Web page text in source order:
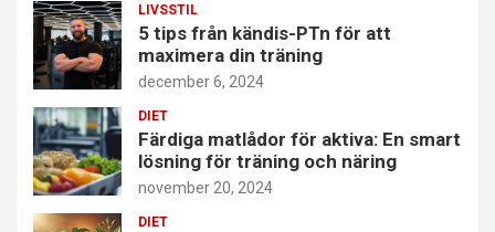
LIVSSTIL
5 tips från kändis-PTn för att
maximera din träning
december 6, 2024
DIET
Färdiga matlådor för aktiva: En smart
lösning för träning och näring
november 20, 2024
DIET